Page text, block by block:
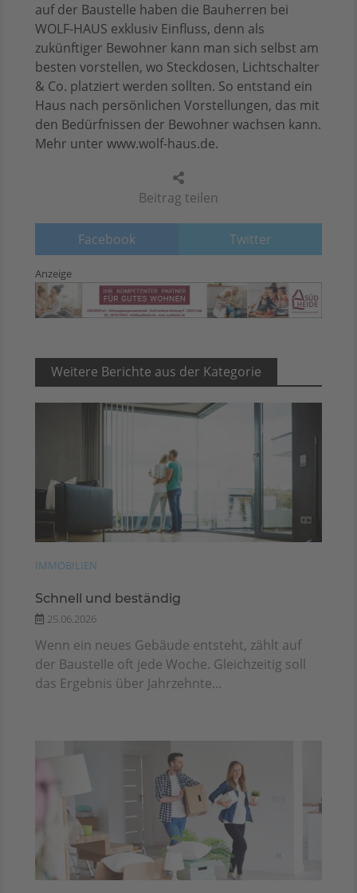
Beitrag teilen
Facebook Twitter
auf der Baustelle haben die Bauherren bei
WOLF-HAUS exklusiv Einfluss, denn als
zukünftiger Bewohner kann man sich selbst am
besten vorstellen, wo Steckdosen, Lichtschalter
& Co. platziert werden sollten. So entstand ein
Haus nach persönlichen Vorstellungen, das mit
den Bedürfnissen der Bewohner wachsen kann.
Mehr unter www.wolf-haus.de.
Anzeige
Weitere Berichte aus der Kategorie
IMMOBILIEN
Schnell und beständig
25.06.2026
Wenn ein neues Gebäude entsteht, zählt auf
der Baustelle oft jede Woche. Gleichzeitig soll
das Ergebnis über Jahrzehnte...